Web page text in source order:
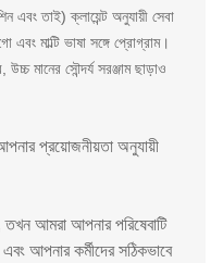
তাই) ক্লায়েন্ট অনুযায়ী সেবা
মাল্টি ভাষা সঙ্গে প্রোগ্রাম।
উচ্চ মানের সৌন্দর্য সরঞ্জাম ছাড়াও
প্রয়োজনীয়তা অনুযায়ী
আমরা আপনার পরিষেবাটি
আপনার কর্মীদের সঠিকভাবে